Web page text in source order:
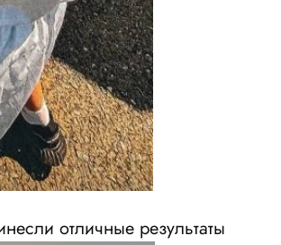
отличные результаты